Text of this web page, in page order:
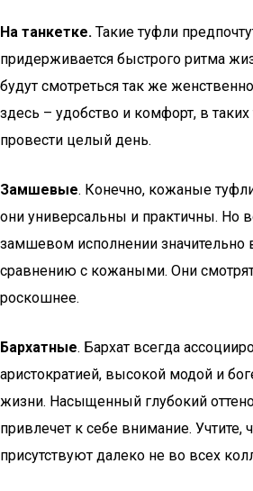
На танкетке. Такие туфли
придерживается быстрого ритма
будут смотреться так же
здесь – удобство и комфорт, в
провести целый день.
Замшевые. Конечно, кожаные
они универсальны и практичны. Но
замшевом исполнении
сравнению с кожаными. Они
роскошнее.
Бархатные. Бархат всегда
аристократией, высокой модой и
жизни. Насыщенный глубокий
привлечет к себе внимание. Учтите,
присутствуют далеко не во всех